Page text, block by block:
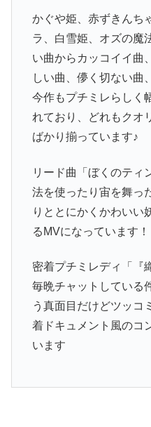
かぐや姫、赤ずきんち
ラ、白雪姫、オズの魔
い曲からカッコイイ曲
しい曲、儚く切ない曲
今作もプチミレらしく
れており、どれもクオ
ばかり揃っています♪
リード曲「ぼくのティ
法を使ったり宙を舞っ
りととにかくかわいい
るMVになっています！
密着プチミレディ「『
毎晩チャットしている
う真面目だけどツッコ
着ドキュメント風のコ
います